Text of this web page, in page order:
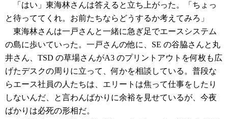
「はい」東海林さんは答えると立ち上がった。「ちょっ
と待っててくれ。お前たちならどうするか考えてみろ」
東海林さんは一戸さんと一緒に急ぎ足でエースシステム
の島に歩いていった。一戸さんの他に、SE の谷脇さんと丸
井さん、TSD の草場さんがA3 のプリントアウトを何枚も広
げたデスクの周りに立って、何かを相談している。普段な
らエース社員の人たちは、エリートは焦って仕事をしたり
しないんだ、と言わんばかりに余裕を見せているが、今夜
ばかりは必死の形相だ。